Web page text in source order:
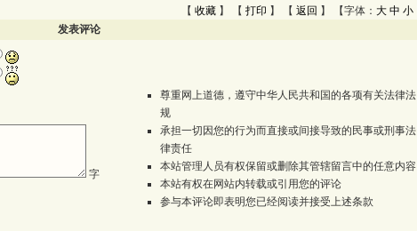
【 收藏 】 【 打印 】 【 返回 】 【字体： 大 中 小
发表评论
字
尊重网上道德，遵守中华人民共和国的各项有关法律法
规
承担一切因您的行为而直接或间接导致的民事或刑事法
律责任
本站管理人员有权保留或删除其管辖留言中的任意内容
本站有权在网站内转载或引用您的评论
参与本评论即表明您已经阅读并接受上述条款